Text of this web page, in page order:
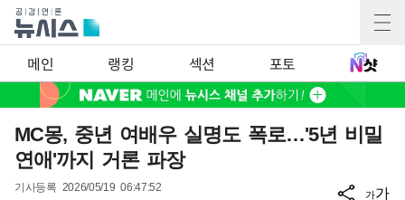
메인 랭킹 섹션 포토
MC몽, 중년 여배우 실명도 폭로…'5년 비밀
연애'까지 거론 파장
기사등록 2026/05/19 06:47:52
가가